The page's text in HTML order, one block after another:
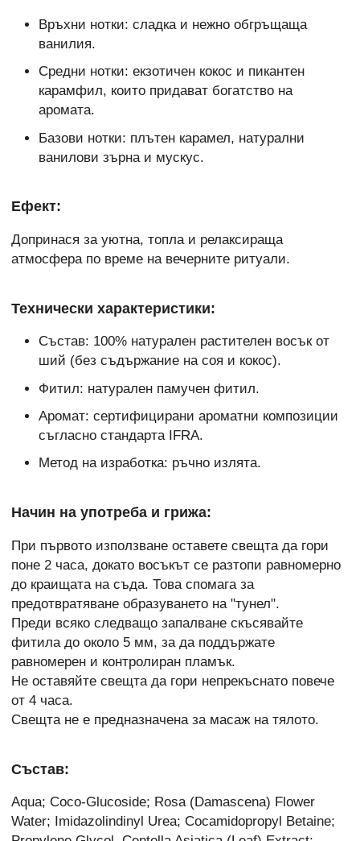
Връхни нотки: сладка и нежно обгръщаща
ванилия.
Средни нотки: екзотичен кокос и пикантен
карамфил, които придават богатство на
аромата.
Базови нотки: плътен карамел, натурални
ванилови зърна и мускус.
Ефект:
Допринася за уютна, топла и релаксираща
атмосфера по време на вечерните ритуали.
Технически характеристики:
Състав: 100% натурален растителен восък от
ший (без съдържание на соя и кокос).
Фитил: натурален памучен фитил.
Аромат: сертифицирани ароматни композиции
съгласно стандарта IFRA.
Метод на изработка: ръчно излята.
Начин на употреба и грижа:
При първото използване оставете свещта да гори
поне 2 часа, докато восъкът се разтопи равномерно
до краищата на съда. Това спомага за
предотвратяване образуването на "тунел".
Преди всяко следващо запалване скъсявайте
фитила до около 5 мм, за да поддържате
равномерен и контролиран пламък.
Не оставяйте свещта да гори непрекъснато повече
от 4 часа.
Свещта не е предназначена за масаж на тялото.
Състав:
Aqua; Coco-Glucoside; Rosa (Damascena) Flower
Water; Imidazolindinyl Urea; Cocamidopropyl Betaine;